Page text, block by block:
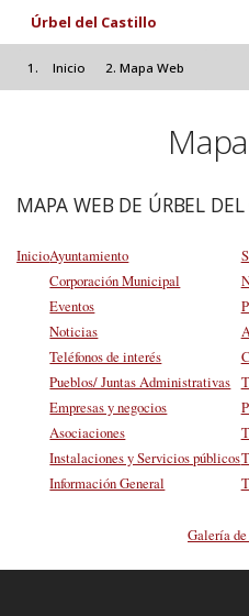
Pasar al
Úrbel del Castillo
Inicio Mapa Web
MAPA WEB DE ÚRBEL
InicioAyuntamiento
Corporación Municipal
Eventos
Noticias
Teléfonos de interés
Pueblos/ Juntas Administrativas
Empresas y negocios
Asociaciones
Instalaciones y Servicios públicos
Información General
Galería